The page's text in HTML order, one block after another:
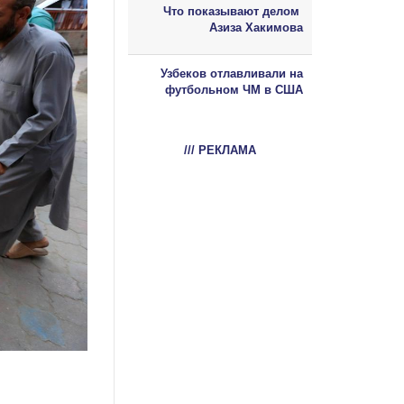
Что показывают делом
Азиза Хакимова
Узбеков отлавливали на
футбольном ЧМ в США
/// РЕКЛАМА